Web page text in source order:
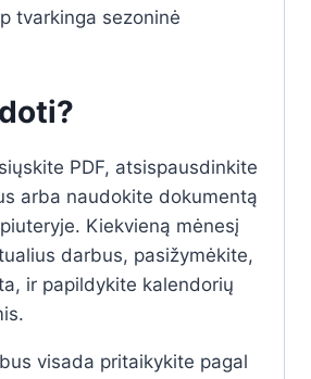
tvarkinga sezoninė
PDF, atsispausdinkite
arba naudokite dokumentą
Kiekvieną mėnesį
darbus, pasižymėkite,
ir papildykite kalendorių
visada pritaikykite pagal